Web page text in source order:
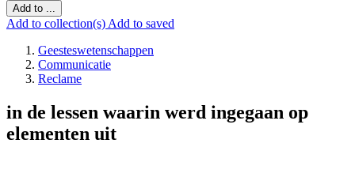
Add to ...
Add to collection(s) Add to saved
Geesteswetenschappen
Communicatie
Reclame
in de lessen waarin werd ingegaan op
elementen uit